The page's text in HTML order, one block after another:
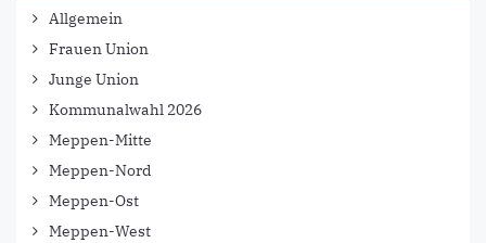
Allgemein
Frauen Union
Junge Union
Kommunalwahl 2026
Meppen-Mitte
Meppen-Nord
Meppen-Ost
Meppen-West